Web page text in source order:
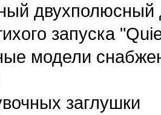
двухполюсный
запуска
модели
заглушки